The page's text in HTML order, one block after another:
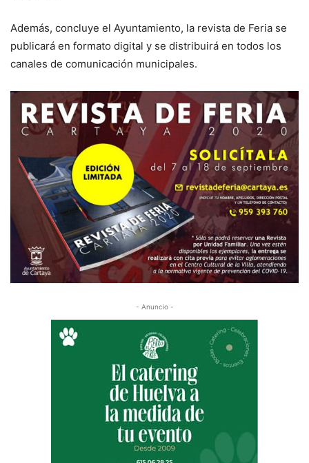
Además, concluye el Ayuntamiento, la revista de Feria se
publicará en formato digital y se distribuirá en todos los
canales de comunicación municipales.
- Anuncio -